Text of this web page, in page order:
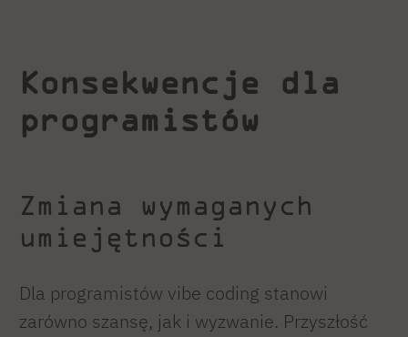
Konsekwencje dla
programistów
Zmiana wymaganych
umiejętności
Dla programistów vibe coding stanowi
zarówno szansę, jak i wyzwanie. Przyszłość